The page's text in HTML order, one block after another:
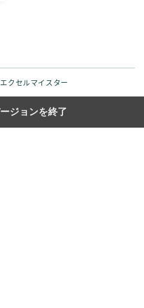
クセルマイスター
ジョンを終了